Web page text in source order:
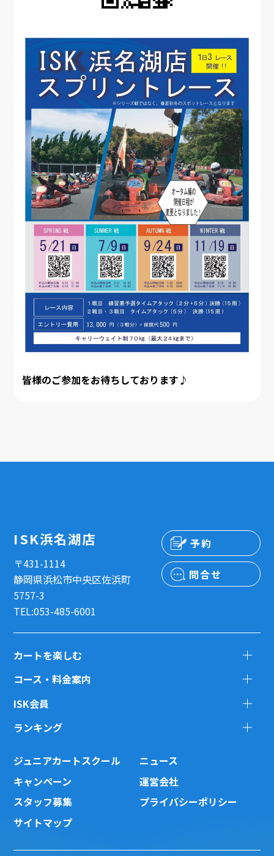
皆様のご参加をお待ちしております♪
ISK浜名湖店
〒431-1114
静岡県浜松市中央区佐浜町
5757-3
TEL:053-485-6001
予約
問合せ
カートを楽しむ
コース・料金案内
ISK会員
ランキング
ジュニアカートスクール
ニュース
キャンペーン
運営会社
スタッフ募集
プライバシーポリシー
サイトマップ